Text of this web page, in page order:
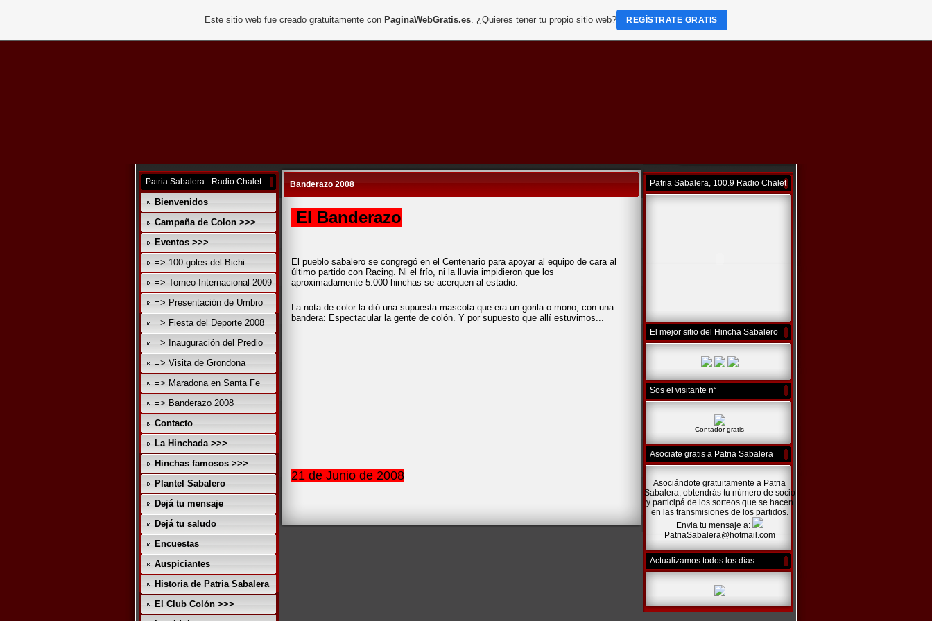
Patria Sabalera - Radio Chalet
Bienvenidos
Campaña de Colon >>>
Eventos >>>
=> 100 goles del Bichi
=> Torneo Internacional 2009
=> Presentación de Umbro
=> Fiesta del Deporte 2008
=> Inauguración del Predio
=> Visita de Grondona
=> Maradona en Santa Fe
=> Banderazo 2008
Contacto
La Hinchada >>>
Hinchas famosos >>>
Plantel Sabalero
Dejá tu mensaje
Dejá tu saludo
Encuestas
Auspiciantes
Historia de Patria Sabalera
El Club Colón >>>
Banderazo 2008
El Banderazo
El pueblo sabalero se congregó en el Centenario para apoyar al equipo de cara al
último partido con Racing. Ni el frío, ni la lluvia impidieron que los
aproximadamente 5.000 hinchas se acerquen al estadio.
La nota de color la dió una supuesta mascota que era un gorila o mono, con una
bandera: Espectacular la gente de colón. Y por supuesto que allí estuvimos...
21 de Junio de 2008
Patria Sabalera, 100.9 Radio Chalet
El mejor sitio del Hincha Sabalero
Sos el visitante n°
Contador gratis
Asociate gratis a Patria Sabalera
Asociándote gratuitamente a Patria
Sabalera, obtendrás tu número de socio
y participá de los sorteos que se hacen
en las transmisiones de los partidos.
Envia tu mensaje a:
PatriaSabalera@hotmail.com
Actualizamos todos los días
Este sitio web fue creado gratuitamente con PaginaWebGratis.es. ¿Quieres tener tu propio sitio web? REGÍSTRATE GRATIS